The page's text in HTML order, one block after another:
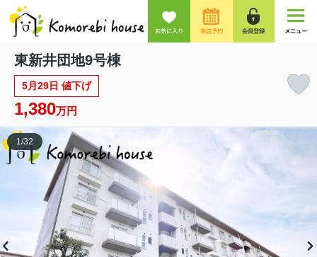
お気に入り 来店予約 会員登録 メニュー
東新井団地9号棟
5月29日 値下げ
1,380万円
1/32